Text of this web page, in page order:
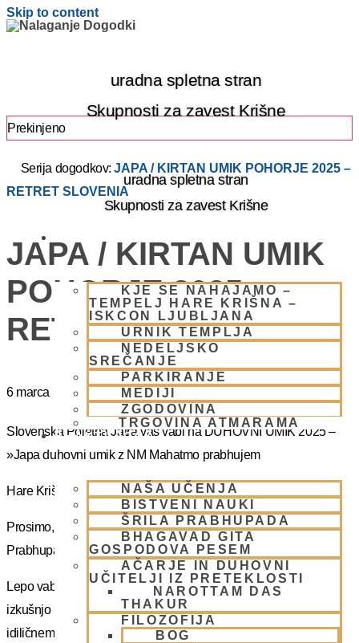
Skip to content
uradna spletna stran
Skupnosti za zavest Krišne
uradna spletna stran
Skupnosti za zavest Krišne
KJE SE NAHAJAMO –
TEMPELJ HARE KRIŠNA –
ISKCON LJUBLJANA
URNIK TEMPLJA
NEDELJSKO
SREČANJE
PARKIRANJE
MEDIJI
ZGODOVINA
TRGOVINA ATMARAMA
BHAKTI JOGA
NAŠA UČENJA
BISTVENI NAUKI
ŠRILA PRABHUPADA
BHAGAVAD GITA
GOSPODOVA PESEM
AČARJE IN DUHOVNI
UČITELJI IZ PRETEKLOSTI
NAROTTAM DAS
THAKUR
FILOZOFIJA
BOG
Prekinjeno
Serija dogodkov:JAPA / KIRTAN UMIK POHORJE 2025 –
RETRET SLOVENIA
JAPA / KIRTAN UMIK
POHORJE 2025 –
RETRET SLOVENIA
6 marca
Slovenska Poletna Jatra vas vabi na DUHOVNI UMIK 2025 –
»Japa duhovni umik z NM Mahatmo prabhujem
Hare Krišna, dragi bhakte!
Prosimo, sprejmite naše ponižno spoštovanje! Vsa slava Šrila
Prabhupadu!
Lepo vabljeni na 5-dnevno nepozabno transcendentalno
izkušnjo na DUHOVNI UMIK, ki bo potekal sredi gozdov na
idiličnem Pohorju.